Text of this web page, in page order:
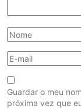
Guardar o meu
próxima vez que